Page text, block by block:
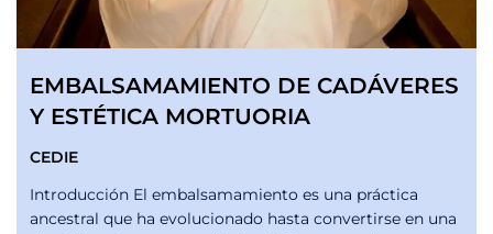
EMBALSAMAMIENTO DE CADÁVERES
Y ESTÉTICA MORTUORIA
CEDIE
Introducción El embalsamamiento es una práctica
ancestral que ha evolucionado hasta convertirse en una